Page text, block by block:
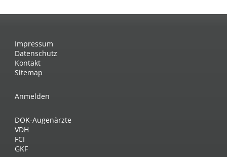
Impressum
Datenschutz
Kontakt
Sitemap
Anmelden
DOK-Augenärzte
VDH
FCI
GKF